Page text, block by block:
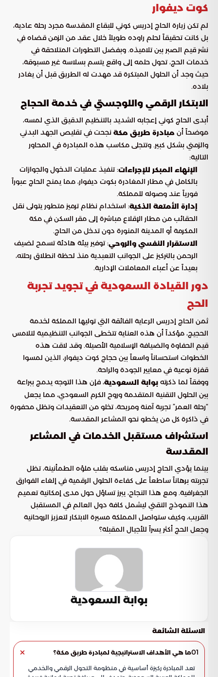
كوت ديفوار
لم تكن زيارة الحاج إدريس كوني للبقاع المقدسة مجرد رحلة عادية،
بل كانت تحقيقاً لحلم راوده طويلاً خلال عقد من الزمن قضاه في
نشر قيم الصبر بين تلاميذه. وبفضل التطورات المتلاحقة في
خدمات الحج، تحول حلمه إلى واقع يتسم بسلاسة غير مسبوقة،
حيث وجد أن الحلول المبتكرة قد مهدت له الطريق قبل أن يغادر
بلاده.
الابتكار الرقمي واللوجستي في خدمة الحجاج
أبدى الحاج كوني إعجابه الشديد بالتنظيم الدقيق الذي لمسه،
موضحاً أن مبادرة طريق مكة نجحت في تقليص الجهد البدني
والزمني بشكل كبير. وتتجلى مكاسب هذه المبادرة في المحاور
التالية:
الإنهاء المبكر للإجراءات: تنفيذ عمليات الدخول والجوازات
بالكامل في مطار المغادرة بكوت ديفوار، مما يمنح الحاج عبوراً
فورياً عند وصوله للمملكة.
إدارة الأمتعة الذكية: استخدام نظام ترميز متطور يتولى نقل
الحقائب من مطار الإقلاع مباشرة إلى مقر السكن في مكة
المكرمة أو المدينة المنورة دون تدخل من الحاج.
الاستقرار النفسي والروحي: توفير بيئة هادئة تسمح لضيف
الرحمن بالتركيز على الجوانب التعبدية منذ لحظة انطلاق رحلته،
بعيداً عن أعباء المعاملات الإدارية.
دور القيادة السعودية في تجويد تجربة
الحج
ثمن الحاج إدريس الرعاية الفائقة التي توليها المملكة لخدمة
الحجيج، مؤكداً أن هذه العناية تتخطى الجوانب التنظيمية لتلامس
قيم الحفاوة والضيافة الإسلامية الأصيلة. وقد لاقت هذه
الخطوات استحساناً واسعاً بين حجاج كوت ديفوار، الذين لمسوا
قفزة نوعية في معايير الجودة والراحة.
ووفقاً لما ذكرته بوابة السعودية، فإن هذا التوجه يدمج ببراعة
بين الحلول التقنية المتقدمة وروح الكرم السعودي، مما يجعل
“رحلة العمر” تجربة آمنة ومريحة، تخلو من التعقيدات وتظل محفورة
في ذاكرة كل من يخطو نحو المشاعر المقدسة.
استشراف مستقبل الخدمات في المشاعر
المقدسة
بينما يؤدي الحاج إدريس مناسكه بقلب ملؤه الطمأنينة، تظل
تجربته برهاناً ساطعاً على كفاءة الحلول الرقمية في إلغاء الفوارق
الجغرافية. ومع هذا النجاح، يبرز تساؤل حول مدى إمكانية تعميم
هذا النموذج التقني ليشمل كافة دول العالم في المستقبل
القريب، وكيف ستواصل المملكة مسيرة الابتكار لتعزيز الروحانية
وجعل الحج أكثر يسراً للأجيال المقبلة؟
بوابة السعودية
الاسئلة الشائعة
01ما هي الأهداف الاستراتيجية لمبادرة طريق مكة؟
تعد المبادرة ركيزة أساسية في منظومة التحول الرقمي والخدمي